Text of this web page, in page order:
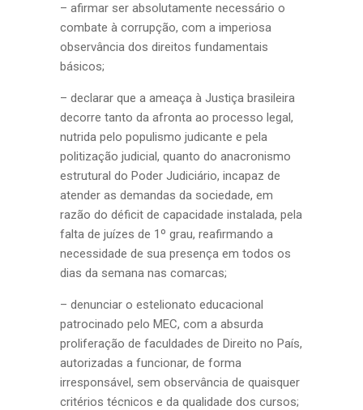
– afirmar ser absolutamente necessário o
combate à corrupção, com a imperiosa
observância dos direitos fundamentais
básicos;
– declarar que a ameaça à Justiça brasileira
decorre tanto da afronta ao processo legal,
nutrida pelo populismo judicante e pela
politização judicial, quanto do anacronismo
estrutural do Poder Judiciário, incapaz de
atender as demandas da sociedade, em
razão do déficit de capacidade instalada, pela
falta de juízes de 1º grau, reafirmando a
necessidade de sua presença em todos os
dias da semana nas comarcas;
– denunciar o estelionato educacional
patrocinado pelo MEC, com a absurda
proliferação de faculdades de Direito no País,
autorizadas a funcionar, de forma
irresponsável, sem observância de quaisquer
critérios técnicos e da qualidade dos cursos;